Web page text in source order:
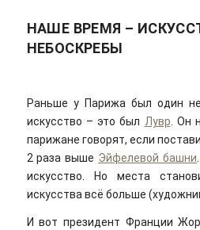
НАШЕ ВРЕМЯ –
НЕБОСКРЕБЫ
Раньше у Парижа был один
искусство – это был Лувр. Он
парижане говорят, если
2 раза выше Эйфелевой башни
искусство. Но места
искусства всё больше
И вот президент Франции